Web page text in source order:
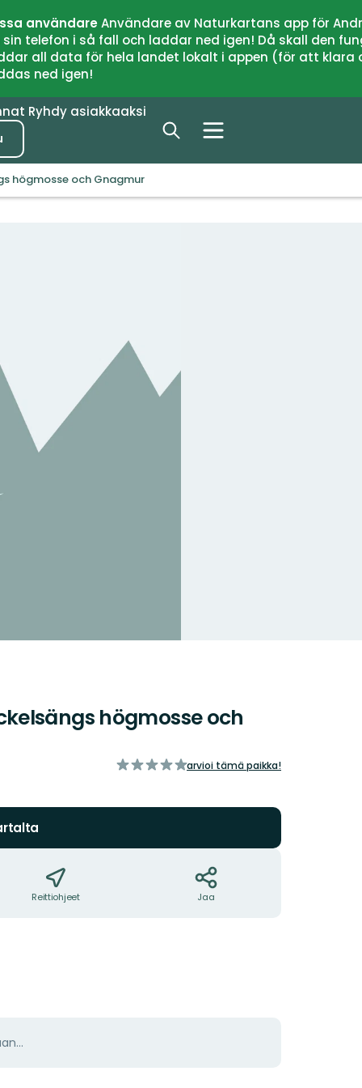
användareAnvändare av Naturkartans app för
telefon i så fall och laddar ned igen! Då skall den
all data för hela landet lokalt i appen (för att
ned igen!
Ryhdy asiakkaaksi
högmosse och Gnagmur
högmosse och
/5
arvioi tämä paikka!
Reittiohjeet Jaa